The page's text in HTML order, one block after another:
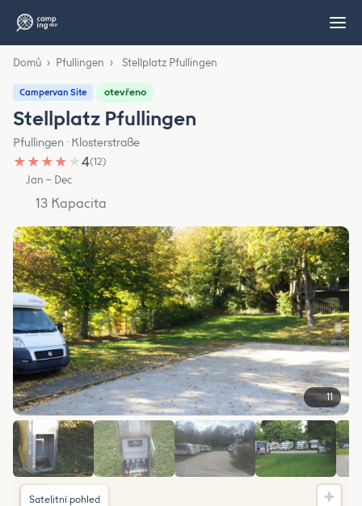
Domů › Pfullingen › Stellplatz Pfullingen
Campervan Site otevřeno
Stellplatz Pfullingen
Pfullingen · Klosterstraße
★ ★ ★ ★ ★4(12)
Jan – Dec
13 Kapacita
11
Satelitní pohled